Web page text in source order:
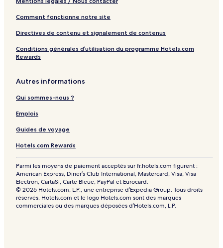
Comment fonctionne notre site
Directives de contenu et signalement de contenus
Conditions générales d’utilisation du programme Hotels.com
Rewards
Autres informations
Qui sommes-nous ?
Emplois
Guides de voyage
Hotels.com Rewards
Parmi les moyens de paiement acceptés sur fr.hotels.com figurent :
American Express, Diner’s Club International, Mastercard, Visa, Visa
Electron, CartaSi, Carte Bleue, PayPal et Eurocard.
© 2026 Hotels.com, L.P., une entreprise d’Expedia Group. Tous droits
réservés. Hotels.com et le logo Hotels.com sont des marques
commerciales ou des marques déposées d’Hotels.com, L.P.